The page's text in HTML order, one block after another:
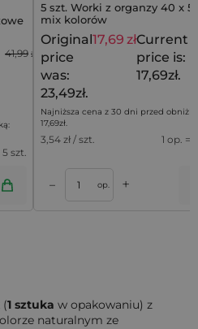
41,99 zł
5 szt.
5 szt. Worki z organzy 40 x
mix kolorów
Original
price
was:
23,49zł.
17,69 złCurrent
price is:
17,69zł.
Najniższa cena z 30 dni przed
17,69zł.
3,54 zł / szt. 1 op. =
– op. +
(1 sztuka w opakowaniu) z
naturalnym ze